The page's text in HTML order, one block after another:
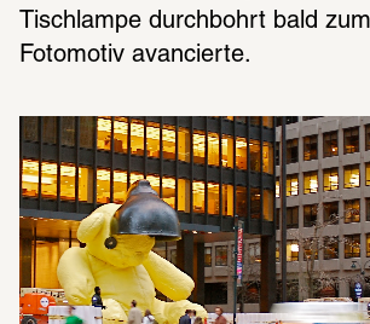
Tischlampe durchbohrt bald
Fotomotiv avancierte.